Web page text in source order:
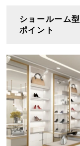
ショールーム
ポイント